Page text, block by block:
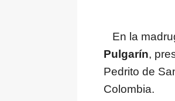
En la
Pulgarín,
Pedrito de
Colombia.